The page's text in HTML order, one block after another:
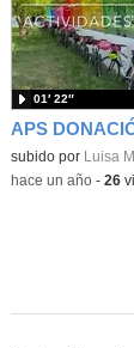
Contenido
subido por Luisa
01′ 22″
-hace un año- 26